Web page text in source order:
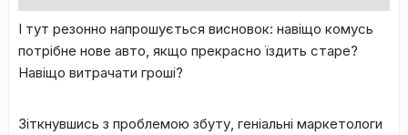
І тут резонно напрошується висновок: навіщо комусь
потрібне нове авто, якщо прекрасно їздить старе?
Навіщо витрачати гроші?
Зіткнувшись з проблемою збуту, геніальні маркетологи